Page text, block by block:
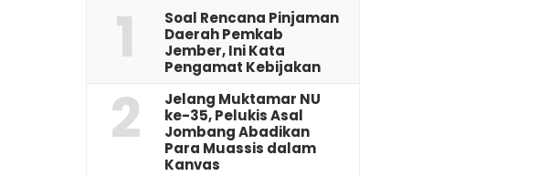
1
‎Soal Rencana Pinjaman
Daerah Pemkab
Jember, Ini Kata
Pengamat Kebijakan ‎
2
Jelang Muktamar NU
ke-35, Pelukis Asal
Jombang Abadikan
Para Muassis dalam
Kanvas